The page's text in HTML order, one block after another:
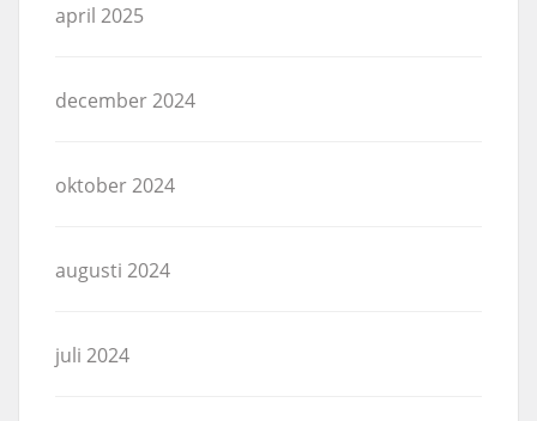
april 2025
december 2024
oktober 2024
augusti 2024
juli 2024